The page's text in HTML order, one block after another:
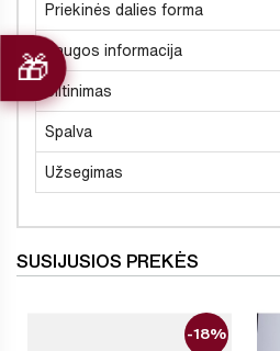
Priekinės dalies forma
Saugos informacija
Šiltinimas
Spalva
Užsegimas
SUSIJUSIOS PREKĖS
-18%